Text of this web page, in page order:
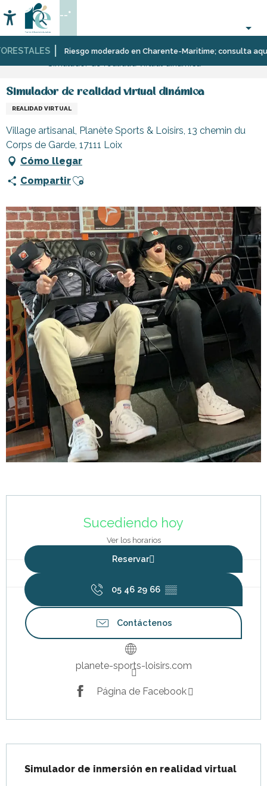
au
contenu
principal
Riesgo moderado en Charente-Maritime; consulta aquí
Accessibilité
Buscar
--°
Página Web
Organización
y
Simulador de realidad virtual dinámica
REALIDAD VIRTUAL
Village artisanal, Planète Sports & Loisirs, 13 chemin du
Corps de Garde, 17111 Loix
Cómo llegar
CompartirAjouter aux favoris
Sucediendo hoy
Ver los horarios
Reservar
05 46 29 66 ▒▒
Contáctenos
planete-sports-loisirs.com
Página de Facebook
Simulador de inmersión en realidad virtual